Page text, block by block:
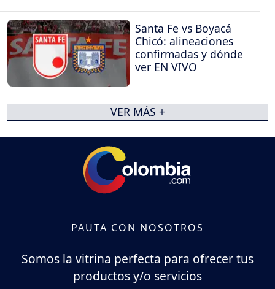
Santa Fe vs Boyacá
Chicó: alineaciones
confirmadas y dónde
ver EN VIVO
VER MÁS +
PAUTA CON NOSOTROS
Somos la vitrina perfecta para ofrecer tus
productos y/o servicios